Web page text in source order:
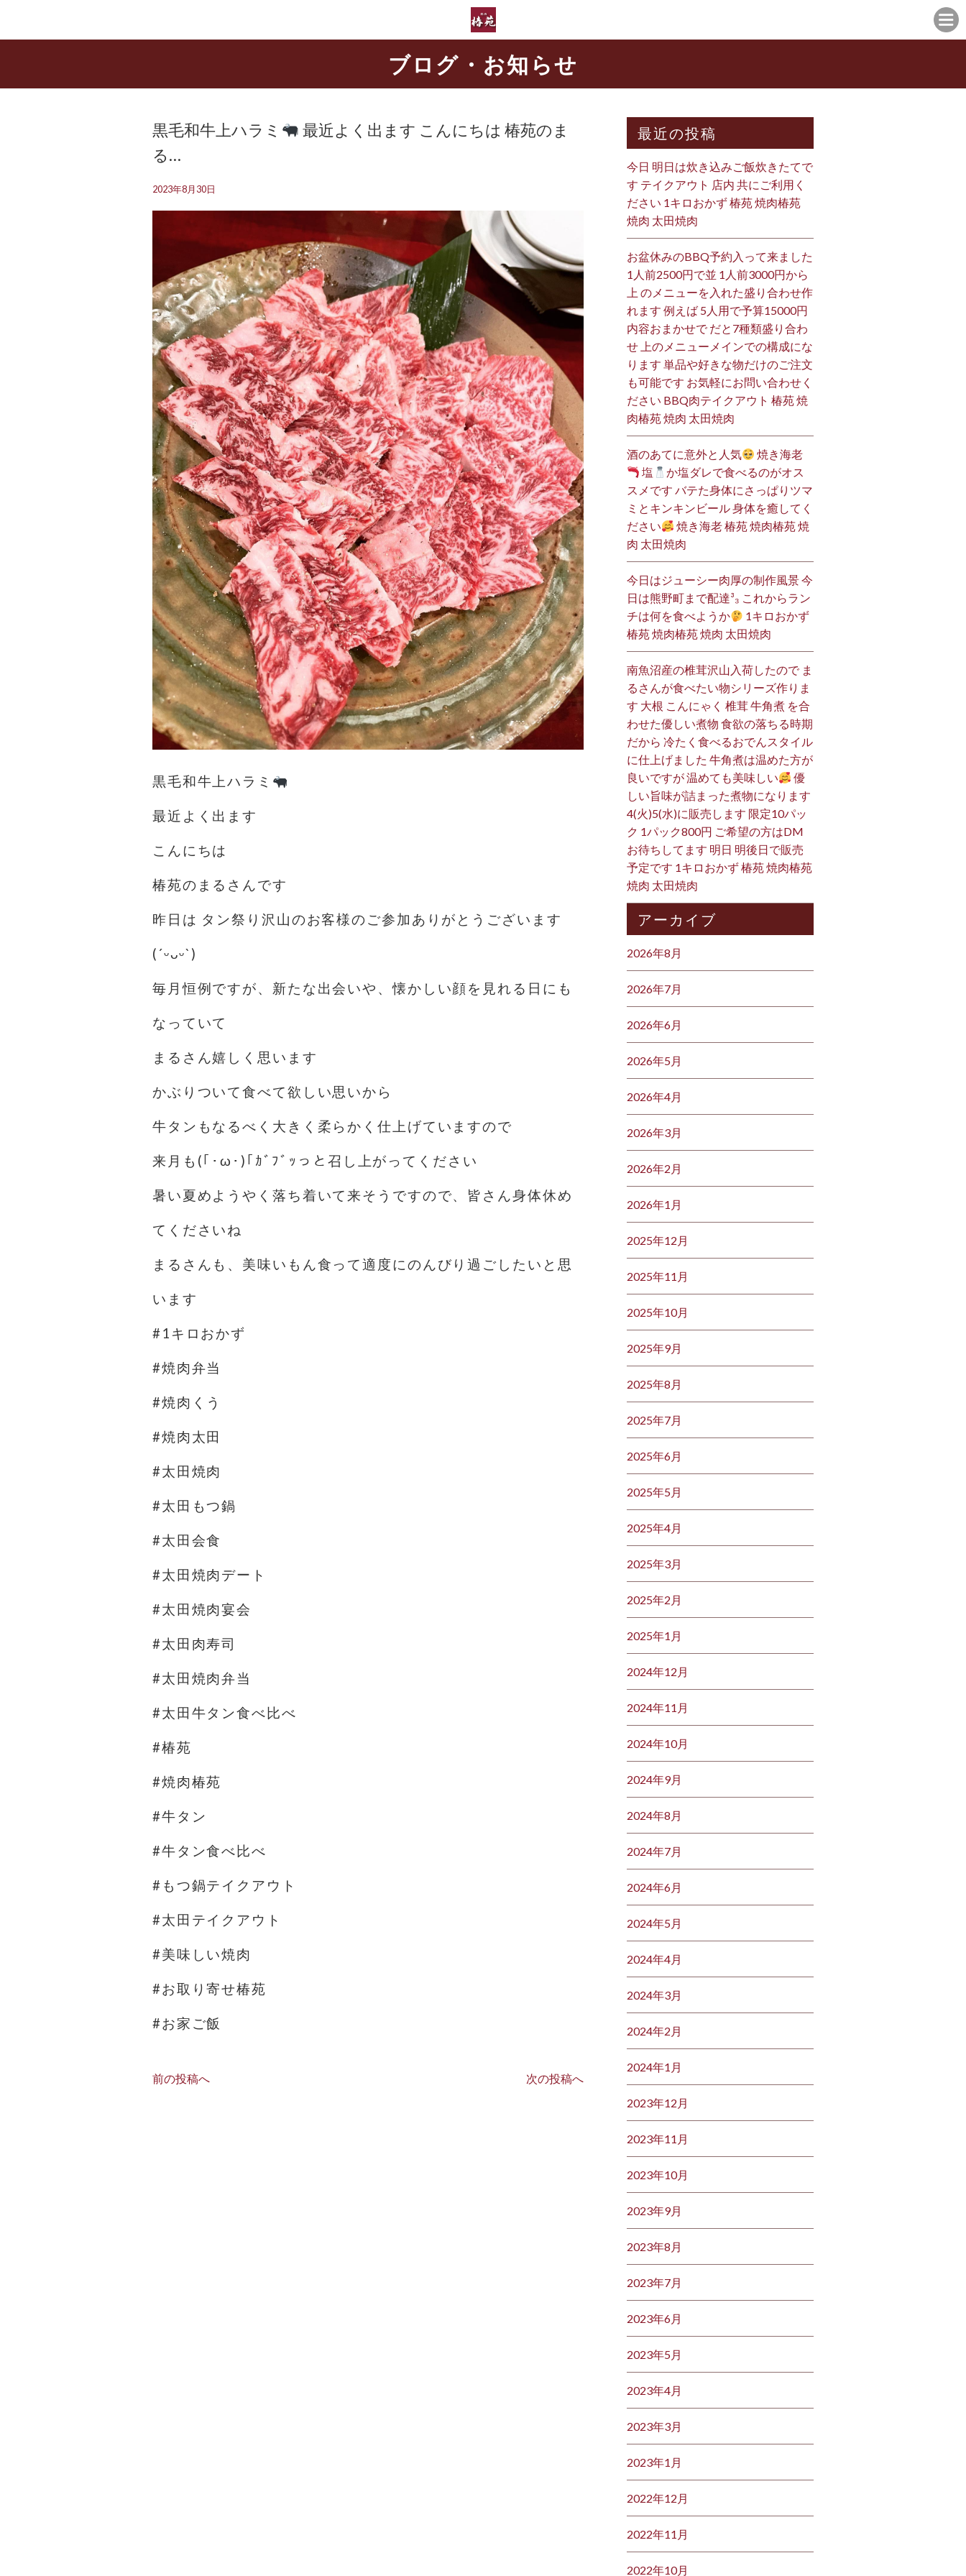
ブログ・お知らせ
黒毛和牛上ハラミ 最近よく出ます こんにちは 椿苑のま
る…
2023年8月30日
黒毛和牛上ハラミ
最近よく出ます
こんにちは️
椿苑のまるさんです
昨日は タン祭り沢山のお客様のご参加ありがとうございます
(´ᵕᴗᵕ`)
毎月恒例ですが、新たな出会いや、懐かしい顔を見れる日にも
なっていて
まるさん嬉しく思います
かぶりついて食べて欲しい思いから
牛タンもなるべく大きく柔らかく仕上げていますので
来月も(｢･ω･)｢ｶﾞﾌﾞｯっと召し上がってください
暑い夏めようやく落ち着いて来そうですので、皆さん身体休め
てくださいね
まるさんも、美味いもん食って適度にのんびり過ごしたいと思
います
#1キロおかず
#焼肉弁当
#焼肉くう
#焼肉太田
#太田焼肉
#太田もつ鍋
#太田会食
#太田焼肉デート
#太田焼肉宴会
#太田肉寿司
#太田焼肉弁当
#太田牛タン食べ比べ
#椿苑
#焼肉椿苑
#牛タン
#牛タン食べ比べ
#もつ鍋テイクアウト
#太田テイクアウト
#美味しい焼肉
#お取り寄せ椿苑
#お家ご飯
前の投稿へ 次の投稿へ
最近の投稿
今日 明日は炊き込みご飯炊きたてで
す テイクアウト 店内 共にご利用く
ださい 1キロおかず 椿苑 焼肉椿苑
焼肉 太田焼肉
お盆休みのBBQ予約入って来ました
1人前2500円で並 1人前3000円から
上 のメニューを入れた盛り合わせ作
れます 例えば 5人用で予算15000円
内容おまかせで だと7種類盛り合わ
せ 上のメニューメインでの構成にな
ります 単品や好きな物だけのご注文
も可能です お気軽にお問い合わせく
ださい BBQ肉テイクアウト 椿苑 焼
肉椿苑 焼肉 太田焼肉
酒のあてに意外と人気
焼き海老
塩
か塩ダレで食べるのがオス
スメです バテた身体にさっぱりツマ
ミとキンキンビール 身体を癒してく
ださい
焼き海老 椿苑 焼肉椿苑 焼
肉 太田焼肉
今日はジューシー肉厚の制作風景 今
日は熊野町まで配達³₃ これからラン
チは何を食べようか
1キロおかず
椿苑 焼肉椿苑 焼肉 太田焼肉
南魚沼産の椎茸沢山入荷したので ま
るさんが食べたい物シリーズ作りま
す 大根 こんにゃく 椎茸 牛角煮 を合
わせた優しい煮物 食欲の落ちる時期
だから 冷たく食べるおでんスタイル
に仕上げました 牛角煮は温めた方が
良いですが 温めても美味しい
優
しい旨味が詰まった煮物になります
4(火)5(水)に販売します 限定10パッ
ク 1パック800円 ご希望の方はDM
お待ちしてます 明日 明後日で販売
予定です 1キロおかず 椿苑 焼肉椿苑
焼肉 太田焼肉
アーカイブ
2026年8月
2026年7月
2026年6月
2026年5月
2026年4月
2026年3月
2026年2月
2026年1月
2025年12月
2025年11月
2025年10月
2025年9月
2025年8月
2025年7月
2025年6月
2025年5月
2025年4月
2025年3月
2025年2月
2025年1月
2024年12月
2024年11月
2024年10月
2024年9月
2024年8月
2024年7月
2024年6月
2024年5月
2024年4月
2024年3月
2024年2月
2024年1月
2023年12月
2023年11月
2023年10月
2023年9月
2023年8月
2023年7月
2023年6月
2023年5月
2023年4月
2023年3月
2023年1月
2022年12月
2022年11月
2022年10月